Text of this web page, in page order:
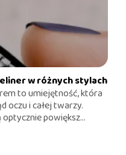
w różnych stylach
to umiejętność, która
oczu i całej twarzy.
powiększ...